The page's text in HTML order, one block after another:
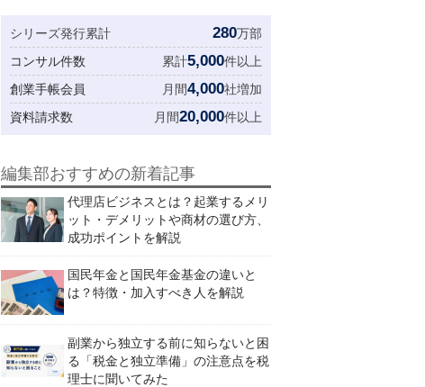
シリーズ発行累計 280万部
コンサル件数
累計5,000件以上
創業手帳会員
月間4,000社増加
資料請求数
月間20,000件以上
編集部おすすめの新着記事
代理店ビジネスとは？起業するメリ
ット・デメリットや商材の選び方、
成功ポイントを解説
国民年金と国民年金基金の違いと
は？特徴・加入すべき人を解説
副業から独立する前に知らないと困
る「税金と独立準備」の注意点を税
理士に聞いてみた